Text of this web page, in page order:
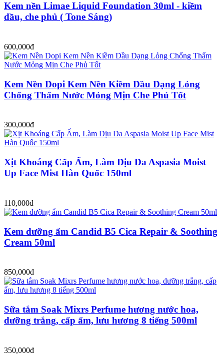
Kem nền Limae Liquid Foundation 30ml - kiềm
dầu, che phủ ( Tone Sáng)
600,000đ
Kem Nền Dopi Kem Nền Kiềm Dầu Dạng Lỏng
Chống Thấm Nước Mỏng Mịn Che Phủ Tốt
300,000đ
Xịt Khoáng Cấp Ẩm, Làm Dịu Da Aspasia Moist
Up Face Mist Hàn Quốc 150ml
110,000đ
Kem dưỡng ẩm Candid B5 Cica Repair & Soothing
Cream 50ml
850,000đ
Sữa tắm Soak Mixrs Perfume hương nước hoa,
dưỡng trắng, cấp ẩm, lưu hương 8 tiếng 500ml
350,000đ